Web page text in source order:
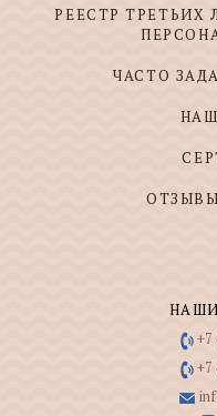
РЕЕСТР ТРЕТЬИХ
ЧАСТО
+7
+7